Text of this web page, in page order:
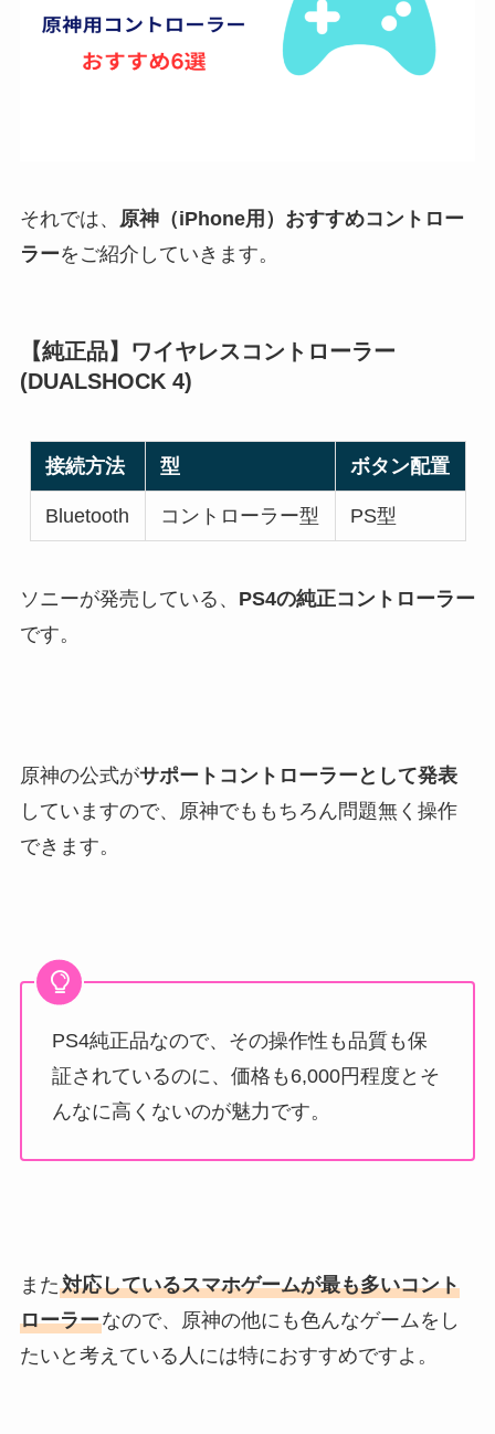
それでは、 原神（iPhone用）おすすめコントロー
ラーをご紹介していきます。
【純正品】ワイヤレスコントローラー
(DUALSHOCK 4)
接続方法 型 ボタン配置
Bluetooth コントローラー型 PS型
ソニーが発売している、 PS4の純正コントローラー
です。
原神の公式がサポートコントローラーとして発表
していますので、原神でももちろん問題無く操作
できます。
PS4純正品なので、その操作性も品質も保
証されているのに、価格も6,000円程度とそ
んなに高くないのが魅力です。
また対応しているスマホゲームが最も多いコント
ローラーなので、原神の他にも色んなゲームをし
たいと考えている人には特におすすめですよ。